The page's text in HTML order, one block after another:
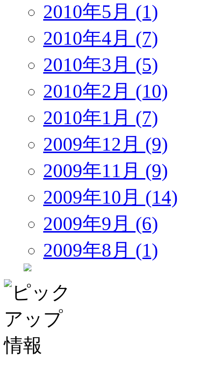
2010年5月 (1)
2010年4月 (7)
2010年3月 (5)
2010年2月 (10)
2010年1月 (7)
2009年12月 (9)
2009年11月 (9)
2009年10月 (14)
2009年9月 (6)
2009年8月 (1)